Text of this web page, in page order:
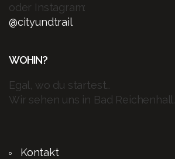
oder Instagram:
@cityundtrail
WOHIN?
Egal, wo du startest…
Wir sehen uns in Bad Reichenhall.
Kontakt